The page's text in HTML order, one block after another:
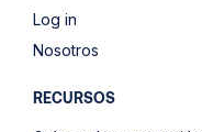
Log in
Nosotros
RECURSOS